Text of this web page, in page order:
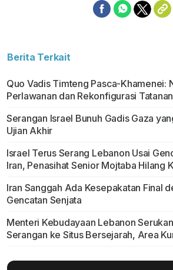
Berita Terkait
Quo Vadis Timteng Pasca-Khamenei:
Perlawanan dan Rekonfigurasi
Serangan Israel Bunuh Gadis Gaza
Ujian Akhir
Israel Terus Serang Lebanon Usai
Iran, Penasihat Senior Mojtaba Hilang
Iran Sanggah Ada Kesepakatan Final
Gencatan Senjata
Menteri Kebudayaan Lebanon
Serangan ke Situs Bersejarah, Area